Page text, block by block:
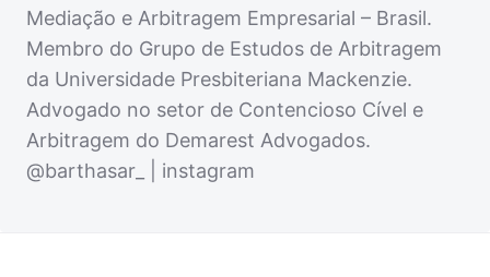
Mediação e Arbitragem Empresarial – Brasil.
Membro do Grupo de Estudos de Arbitragem
da Universidade Presbiteriana Mackenzie.
Advogado no setor de Contencioso Cível e
Arbitragem do Demarest Advogados.
@barthasar_ | instagram